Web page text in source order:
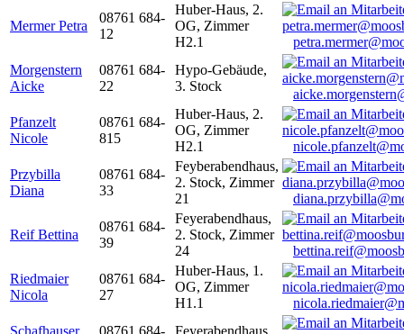
Mermer Petra
08761 684-
12
Huber-Haus, 2.
OG, Zimmer
H2.1
Morgenstern
Aicke
08761 684-
22
Hypo-Gebäude,
3. Stock
Pfanzelt
Nicole
08761 684-
815
Huber-Haus, 2.
OG, Zimmer
H2.1
Przybilla
Diana
08761 684-
33
Feyberabendhaus,
2. Stock, Zimmer
21
Reif Bettina
08761 684-
39
Feyerabendhaus,
2. Stock, Zimmer
24
Riedmaier
Nicola
08761 684-
27
Huber-Haus, 1.
OG, Zimmer
H1.1
Schafhauser
08761 684-
Feyerabendhaus,